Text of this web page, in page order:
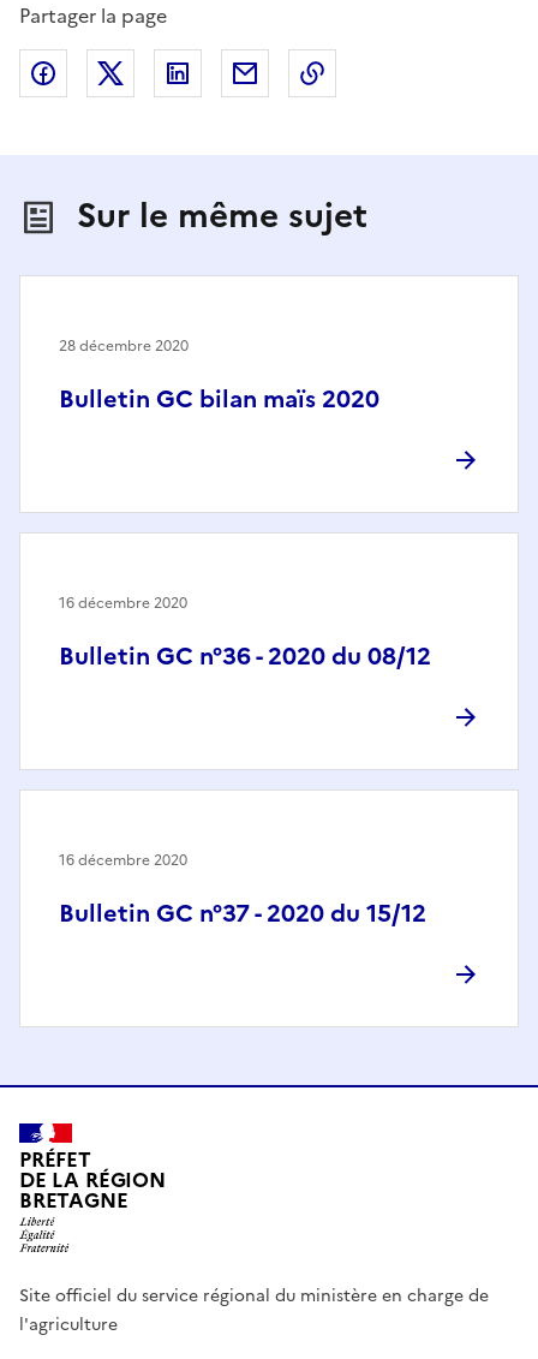
Partager la page
Partager sur Facebook
Partager sur X (anciennement Twitter)
Partager sur LinkedIn
Partager par email
Sur le même sujet
Bulletin GC bilan maïs 2020
28 décembre 2020
Bulletin GC n°36 - 2020 du 08/12
16 décembre 2020
Bulletin GC n°37 - 2020 du 15/12
16 décembre 2020
PRÉFET
DE LA RÉGION
BRETAGNE
Site officiel du service régional du ministère en charge de
l'agriculture